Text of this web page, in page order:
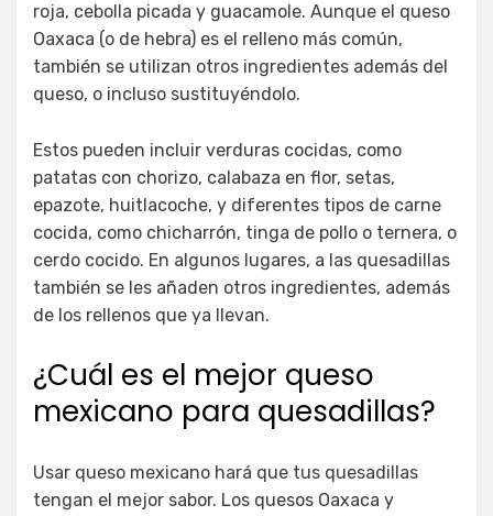
roja, cebolla picada y guacamole. Aunque el queso
Oaxaca (o de hebra) es el relleno más común,
también se utilizan otros ingredientes además del
queso, o incluso sustituyéndolo.
Estos pueden incluir verduras cocidas, como
patatas con chorizo, calabaza en flor, setas,
epazote, huitlacoche, y diferentes tipos de carne
cocida, como chicharrón, tinga de pollo o ternera, o
cerdo cocido. En algunos lugares, a las quesadillas
también se les añaden otros ingredientes, además
de los rellenos que ya llevan.
¿Cuál es el mejor queso
mexicano para quesadillas?
Usar queso mexicano hará que tus quesadillas
tengan el mejor sabor. Los quesos Oaxaca y